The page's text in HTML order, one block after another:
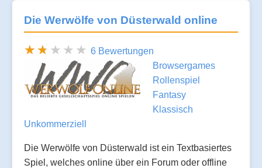
Die Werwölfe von Düsterwald online
6 Bewertungen
Browsergames
Rollenspiel
Fantasy
Klassisch
Unkommerziell
Die Werwölfe von Düsterwald ist ein Textbasiertes
Spiel, welches online über ein Forum oder offline